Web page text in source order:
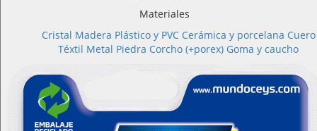
Materiales
Cristal Madera Plástico y PVC Cerámica y porcelana Cuero
Téxtil Metal Piedra Corcho (+porex) Goma y caucho